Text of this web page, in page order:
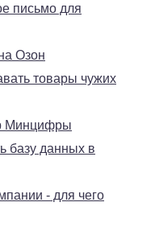
письмо для
Озон
товары чужих
Минцифры
базу данных в
- для чего